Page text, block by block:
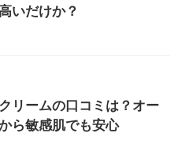
いだけか？
リームの口コミは？オー
ら敏感肌でも安心